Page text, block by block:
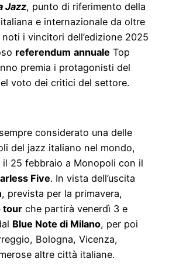
Jazz, punto di riferimento della
e internazionale da oltre
i vincitori dell’edizione 2025
referendum annuale Top
premia i protagonisti del
voto dei critici del settore.
considerato una delle
del jazz italiano nel mondo,
25 febbraio a Monopoli con il
Five. In vista dell’uscita
, prevista per la primavera,
tour che partirà venerdì 3 e
Blue Note di Milano, per poi
Bologna, Vicenza,
altre città italiane.